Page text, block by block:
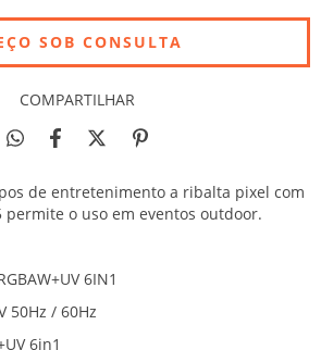
COMPARTILHAR
de entretenimento a ribalta pixel com
permite o uso em eventos outdoor.
6IN1
50Hz / 60Hz
6in1